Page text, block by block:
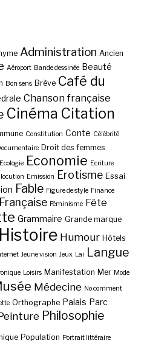
Administration Ancien
Aéroport Bande dessinée Beauté
Bon sens Brève Café du
Chanson française
Cinéma Citation
Constitution Conte Célébrité
Droit des femmes
Ecologie Economie Ecriture
Emission Erotisme Essai
Fable Figure de style Finance
Française Féminisme Fête
Grammaire Grande marque
Histoire Humour Hôtels
Jeune vision Jeux Lai Langue
Loisirs Manifestation Mer Mode
Médecine No comment
Orthographe Palais Parc
Philosophie
Population Portrait littéraire